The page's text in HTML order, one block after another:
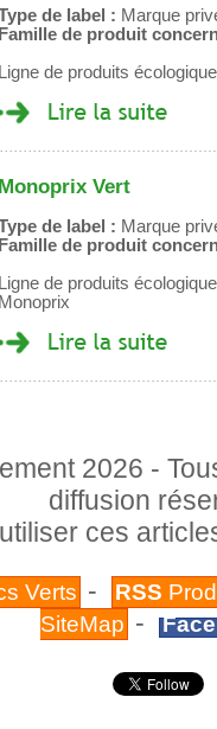
de label : Marque
Famille de produit
Ligne de produits
Monoprix Vert
de label : Marque
Famille de produit
Ligne de produits
Monoprix
2026 -
diffusion
ces
Verts - RSS
SiteMap -